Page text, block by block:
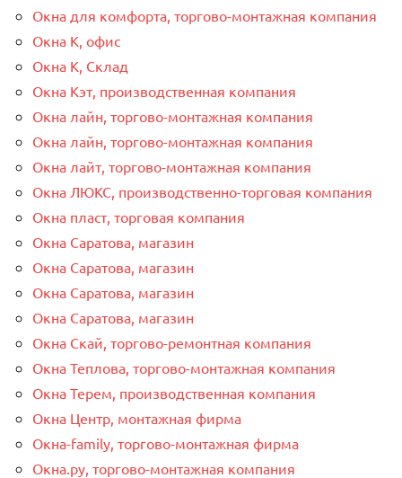
Окна для комфорта, торгово-монтажная компания
Окна К, офис
Окна К, Склад
Окна Кэт, производственная компания
Окна лайн, торгово-монтажная компания
Окна лайн, торгово-монтажная компания
Окна лайт, торгово-монтажная компания
Окна ЛЮКС, производственно-торговая компания
Окна пласт, торговая компания
Окна Саратова, магазин
Окна Саратова, магазин
Окна Саратова, магазин
Окна Саратова, магазин
Окна Скай, торгово-ремонтная компания
Окна Теплова, торгово-монтажная компания
Окна Терем, производственная компания
Окна Центр, монтажная фирма
Окна-family, торгово-монтажная фирма
Окна.ру, торгово-монтажная компания